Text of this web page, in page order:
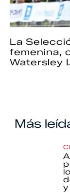
La
femenina,
Watersley
Más
y